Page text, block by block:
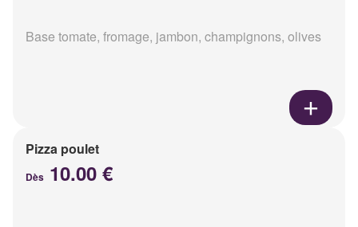
Base tomate, fromage, jambon, champignons, olives
Pizza poulet
Dès 10.00 €